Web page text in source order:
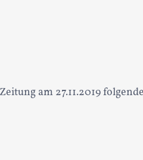
am 27.11.2019